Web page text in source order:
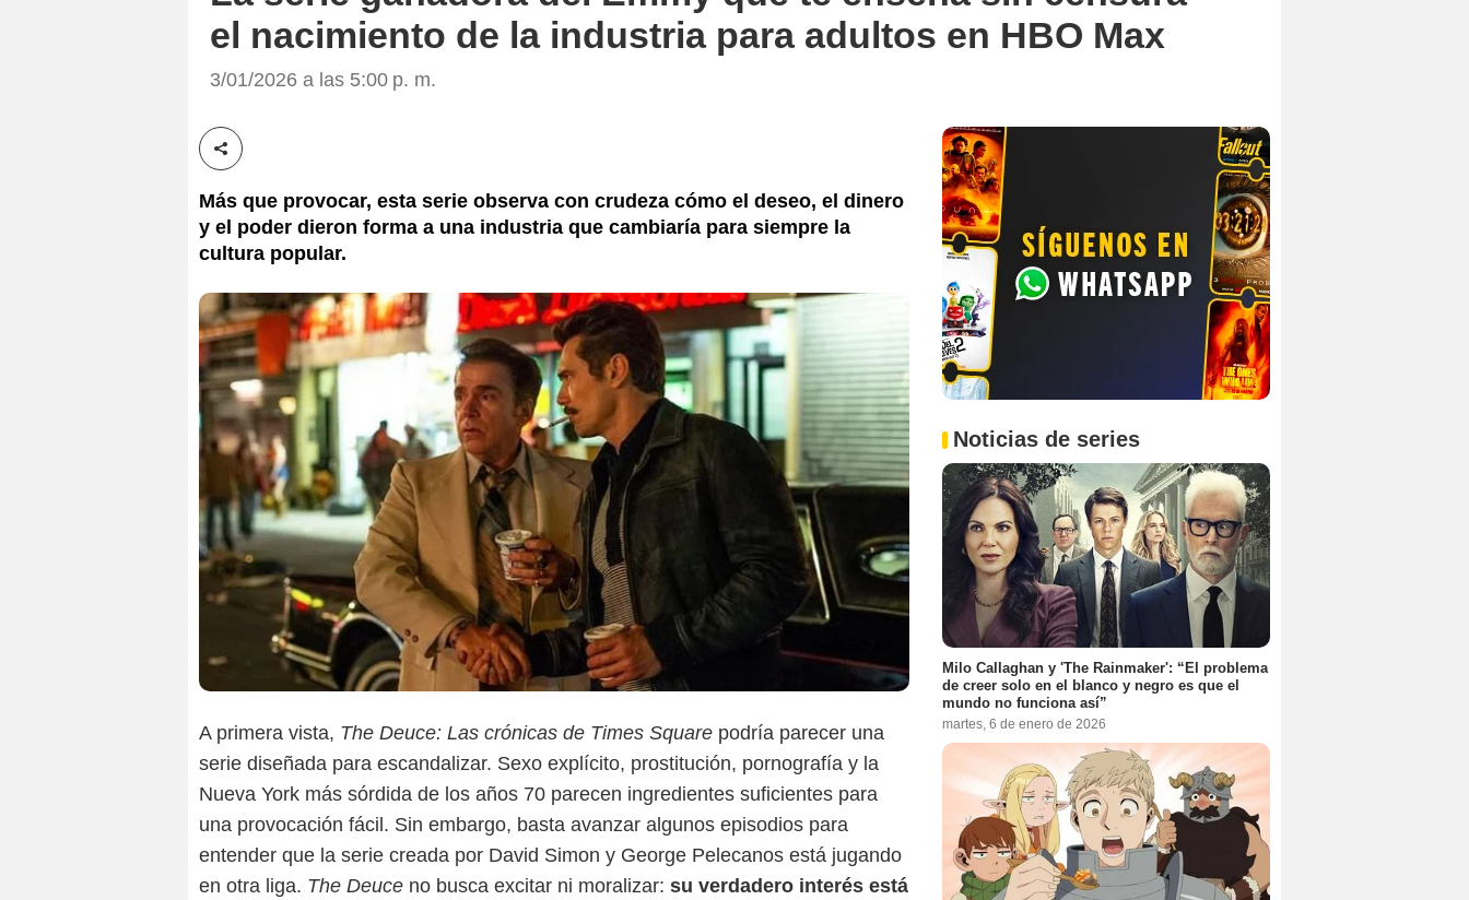
el nacimiento de la industria para adultos en HBO Max
3/01/2026 a las 5:00 p. m.
Compartir esta noticia
Más que provocar, esta serie observa con crudeza cómo el deseo, el dinero
y el poder dieron forma a una industria que cambiaría para siempre la
cultura popular.
A primera vista, The Deuce: Las crónicas de Times Square podría parecer una
serie diseñada para escandalizar. Sexo explícito, prostitución, pornografía y la
Nueva York más sórdida de los años 70 parecen ingredientes suficientes para
una provocación fácil. Sin embargo, basta avanzar algunos episodios para
entender que la serie creada por David Simon y George Pelecanos está jugando
en otra liga. The Deuce no busca excitar ni moralizar: su verdadero interés está
HBO Max
Noticias de series
Milo Callaghan y 'The Rainmaker': “El problema
de creer solo en el blanco y negro es que el
mundo no funciona así”
martes, 6 de enero de 2026